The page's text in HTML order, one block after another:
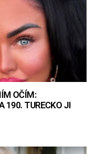
OČÍM:
190. TURECKO JI